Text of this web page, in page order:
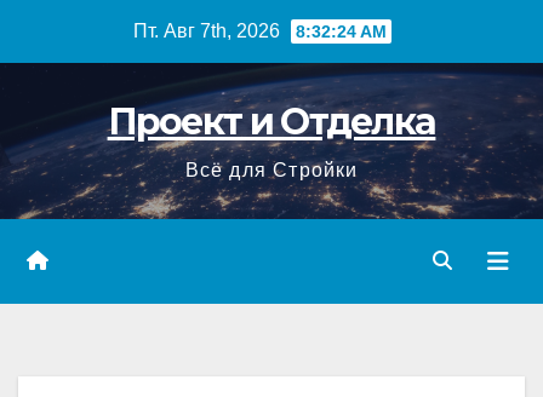
Пт. Авг 7th, 2026 8:32:25 AM
Проект и Отделка
Всё для Стройки